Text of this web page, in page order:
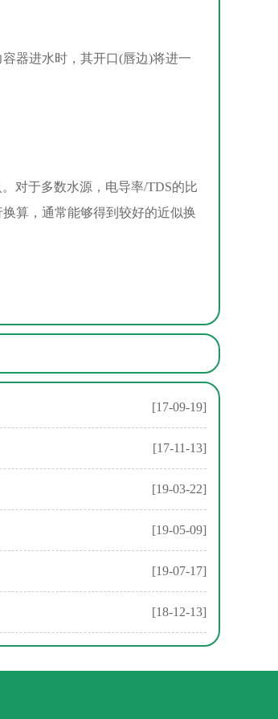
器进水时，其开口(唇边)将进一
对于多数水源，电导率/TDS的比
算，通常能够得到较好的近似换
[17-09-19]
[17-11-13]
[19-03-22]
[19-05-09]
[19-07-17]
[18-12-13]